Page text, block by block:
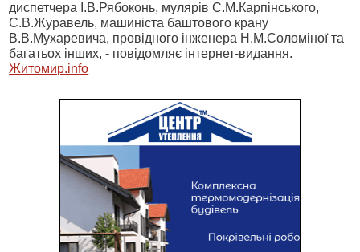
диспетчера І.В.Рябоконь, мулярів С.М.Карпінського,
С.В.Журавель, машиніста баштового крану
В.В.Мухаревича, провідного інженера Н.М.Соломіної та
багатьох інших, - повідомляє інтернет-видання.
Житомир.info